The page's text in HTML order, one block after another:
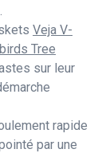
Veja V-
Tree
sur leur
rapide
par une